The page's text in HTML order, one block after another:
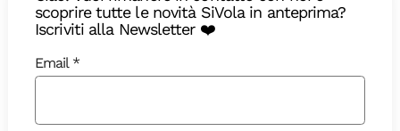
scoprire tutte le novità SiVola in anteprima?
Iscriviti alla Newsletter ❤️
Email